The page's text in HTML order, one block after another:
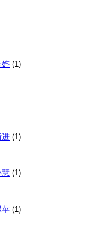
婷 (1)
进 (1)
慧 (1)
苹 (1)